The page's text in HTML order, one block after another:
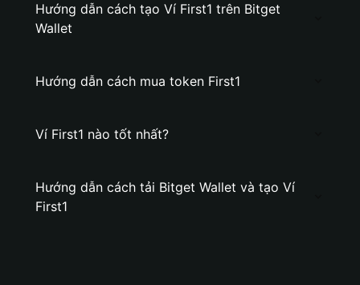
Hướng dẫn cách tạo Ví First1 trên Bitget
Wallet
Hướng dẫn cách mua token First1
Ví First1 nào tốt nhất?
Hướng dẫn cách tải Bitget Wallet và tạo Ví
First1